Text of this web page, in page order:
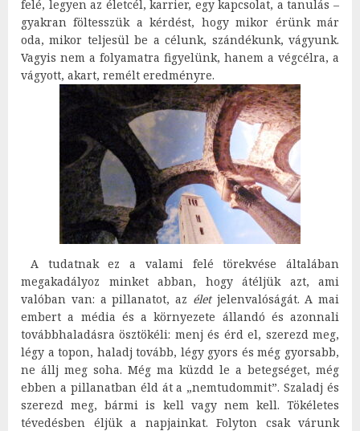
felé, legyen az életcél, karrier, egy kapcsolat, a tanulás –
gyakran föltesszük a kérdést, hogy mikor érünk már
oda, mikor teljesül be a célunk, szándékunk, vágyunk.
Vagyis nem a folyamatra figyelünk, hanem a végcélra, a
vágyott, akart, remélt eredményre.
A tudatnak ez a valami felé törekvése általában
megakadályoz minket abban, hogy átéljük azt, ami
valóban van: a pillanatot, az életjelenvalóságát. A mai
embert a média és a környezete állandó és azonnali
továbbhaladásra ösztökéli: menj és érd el, szerezd meg,
légy a topon, haladj tovább, légy gyors és még gyorsabb,
ne állj meg soha. Még ma küzdd le a betegséget, még
ebben a pillanatban éld át a „nemtudommit”. Szaladj és
szerezd meg, bármi is kell vagy nem kell. Tökéletes
tévedésben éljük a napjainkat. Folyton csak várunk